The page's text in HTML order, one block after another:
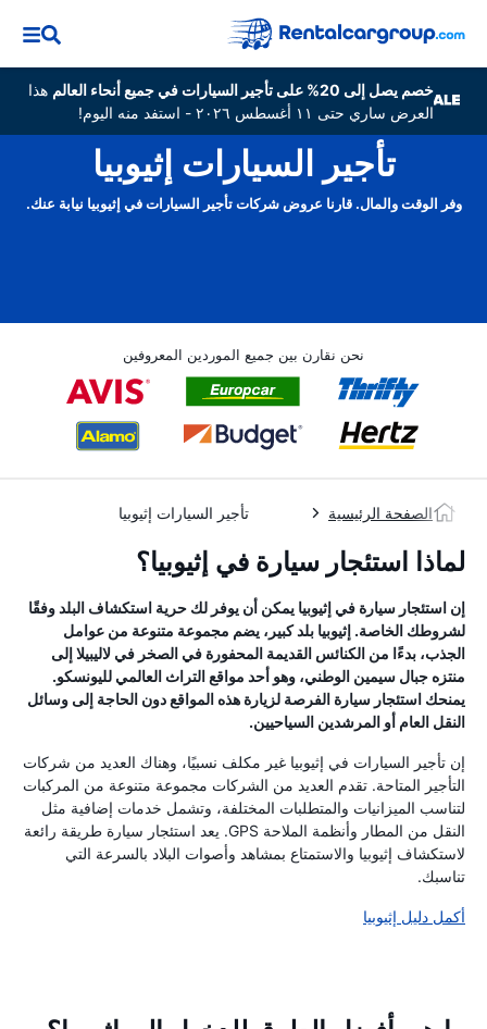
خصم يصل إلى 20% على تأجير السيارات في جميع أنحاء العالم
هذا
العرض ساري حتى ١١ أغسطس ٢٠٢٦ - استفد منه اليوم!
تأجير السيارات إثيوبيا
وفر الوقت والمال. قارنا عروض شركات تأجير السيارات في إثيوبيا نيابة عنك.
نحن نقارن بين جميع الموردين المعروفين
الصفحة الرئيسية تأجير السيارات إثيوبيا
لماذا استئجار سيارة في إثيوبيا؟
إن استئجار سيارة في إثيوبيا يمكن أن يوفر لك حرية استكشاف البلد وفقًا
لشروطك الخاصة. إثيوبيا بلد كبير، يضم مجموعة متنوعة من عوامل
الجذب، بدءًا من الكنائس القديمة المحفورة في الصخر في لاليبيلا إلى
منتزه جبال سيمين الوطني، وهو أحد مواقع التراث العالمي لليونسكو.
يمنحك استئجار سيارة الفرصة لزيارة هذه المواقع دون الحاجة إلى وسائل
النقل العام أو المرشدين السياحيين.
إن تأجير السيارات في إثيوبيا غير مكلف نسبيًا، وهناك العديد من شركات
التأجير المتاحة. تقدم العديد من الشركات مجموعة متنوعة من المركبات
لتناسب الميزانيات والمتطلبات المختلفة، وتشمل خدمات إضافية مثل
النقل من المطار وأنظمة الملاحة GPS. يعد استئجار سيارة طريقة رائعة
لاستكشاف إثيوبيا والاستمتاع بمشاهد وأصوات البلاد بالسرعة التي
تناسبك.
أكمل دليل إثيوبيا